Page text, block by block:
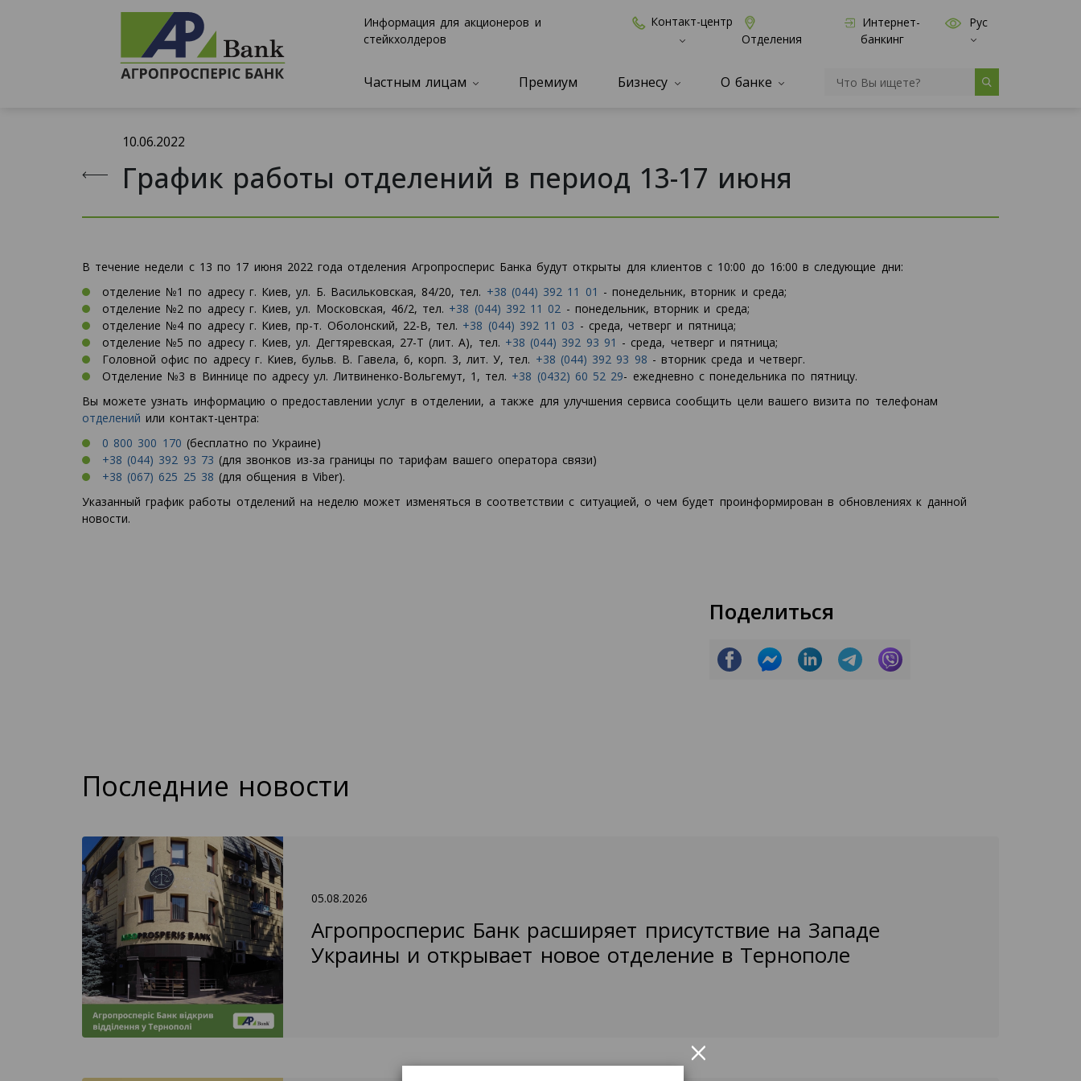
Информация для акционеров и
стейкхолдеров
Контакт-центр
Отделения
Интернет-
банкинг
Рус
Частным лицам Премиум Бизнесу О банке
10.06.2022
График работы отделений в период 13-17 июня
В течение недели с 13 по 17 июня 2022 года отделения Агропросперис Банка будут открыты для клиентов с 10:00 до 16:00 в следующие дни:
отделение №1 по адресу г. Киев, ул. Б. Васильковская, 84/20, тел. +38 (044) 392 11 01 - понедельник, вторник и среда;
отделение №2 по адресу г. Киев, ул. Московская, 46/2, тел. +38 (044) 392 11 02 - понедельник, вторник и среда;
отделение №4 по адресу г. Киев, пр-т. Оболонский, 22-В, тел. +38 (044) 392 11 03 - среда, четверг и пятница;
отделение №5 по адресу г. Киев, ул. Дегтяревская, 27-Т (лит. А), тел. +38 (044) 392 93 91 - среда, четверг и пятница;
Головной офис по адресу г. Киев, бульв. В. Гавела, 6, корп. 3, лит. У, тел. +38 (044) 392 93 98 - вторник среда и четверг.
Отделение №3 в Виннице по адресу ул. Литвиненко-Вольгемут, 1, тел. +38 (0432) 60 52 29- ежедневно с понедельника по пятницу.
Вы можете узнать информацию о предоставлении услуг в отделении, а также для улучшения сервиса сообщить цели вашего визита по телефонам
отделений или контакт-центра:
0 800 300 170 (бесплатно по Украине)
+38 (044) 392 93 73 (для звонков из-за границы по тарифам вашего оператора связи)
+38 (067) 625 25 38 (для общения в Viber).
Указанный график работы отделений на неделю может изменяться в соответствии с ситуацией, о чем будет проинформирован в обновлениях к данной
новости.
Поделиться
Последние новости
05.08.2026
Агропросперис Банк расширяет присутствие на Западе
Украины и открывает новое отделение в Тернополе
×